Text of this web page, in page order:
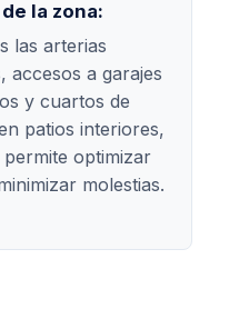
la zona:
las arterias
accesos a garajes
y cuartos de
patios interiores,
optimizar
molestias.